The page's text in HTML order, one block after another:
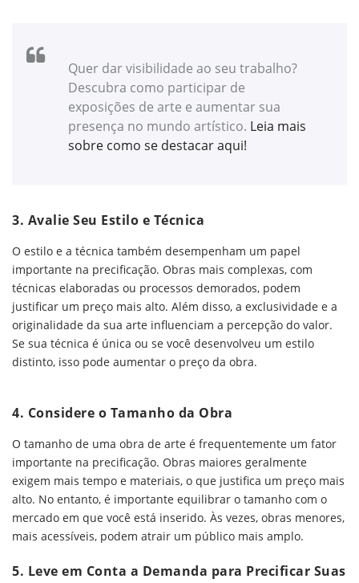
Quer dar visibilidade ao seu trabalho?
Descubra como participar de
exposições de arte e aumentar sua
presença no mundo artístico. Leia mais
sobre como se destacar aqui!
3. Avalie Seu Estilo e Técnica
O estilo e a técnica também desempenham um papel
importante na precificação. Obras mais complexas, com
técnicas elaboradas ou processos demorados, podem
justificar um preço mais alto. Além disso, a exclusividade e a
originalidade da sua arte influenciam a percepção do valor.
Se sua técnica é única ou se você desenvolveu um estilo
distinto, isso pode aumentar o preço da obra.
4. Considere o Tamanho da Obra
O tamanho de uma obra de arte é frequentemente um fator
importante na precificação. Obras maiores geralmente
exigem mais tempo e materiais, o que justifica um preço mais
alto. No entanto, é importante equilibrar o tamanho com o
mercado em que você está inserido. Às vezes, obras menores,
mais acessíveis, podem atrair um público mais amplo.
5. Leve em Conta a Demanda para Precificar Suas